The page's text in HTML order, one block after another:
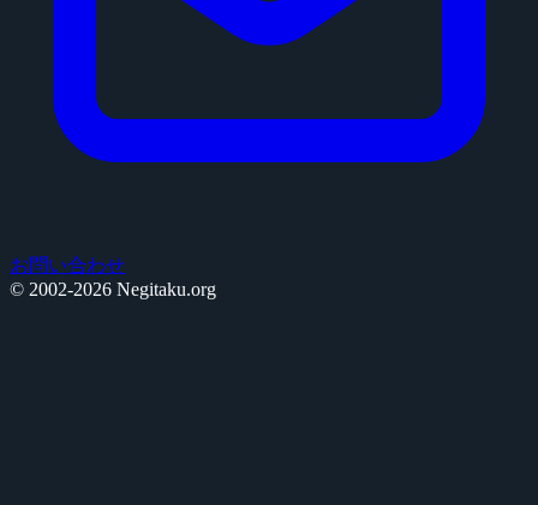
お問い合わせ
© 2002-2026 Negitaku.org